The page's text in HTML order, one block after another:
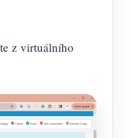
z virtuálního